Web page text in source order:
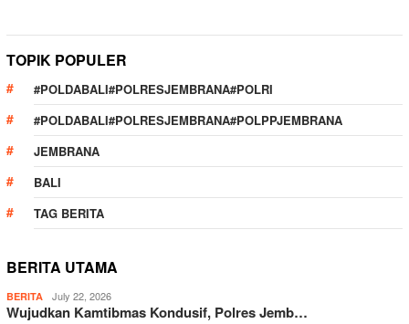
TOPIK POPULER
#POLDABALI#POLRESJEMBRANA#POLRI
#POLDABALI#POLRESJEMBRANA#POLPPJEMBRANA
JEMBRANA
BALI
TAG BERITA
BERITA UTAMA
BERITA July 22, 2026
Wujudkan Kamtibmas Kondusif, Polres Jemb…